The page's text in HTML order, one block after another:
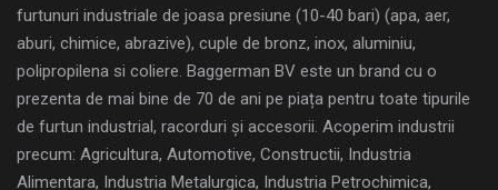
furtunuri industriale de joasa presiune (10-40 bari) (apa, aer,
aburi, chimice, abrazive), cuple de bronz, inox, aluminiu,
polipropilena si coliere. Baggerman BV este un brand cu o
prezenta de mai bine de 70 de ani pe piața pentru toate tipurile
de furtun industrial, racorduri și accesorii. Acoperim industrii
precum: Agricultura, Automotive, Constructii, Industria
Alimentara, Industria Metalurgica, Industria Petrochimica,